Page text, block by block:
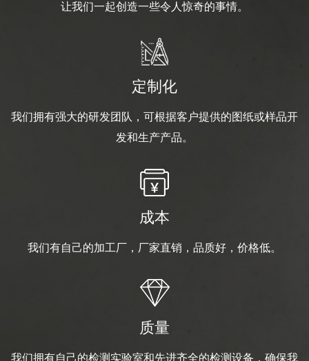
让我们一起创造一些令人惊奇的事情。
定制化
我们拥有强大的研发团队，可根据客户提供的图纸或样品开
发和生产产品。
成本
我们有自己的加工厂，厂家直销，品质好，价格低。
质量
我们拥有自己的检测实验室和先进齐全的检测设备，确保我